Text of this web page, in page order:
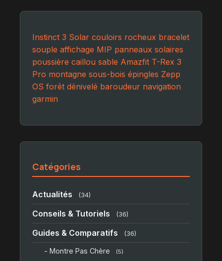
Instinct 3 Solar couloirs rocheux bracelet
souple affichage MIP panneaux solaires
poussière caillou sable Amazfit T-Rex 3
Pro montagne sous-bois épingles Zepp
OS forêt dénivelé baroudeur navigation
garmin
Catégories
Actualités (34)
Conseils & Tutoriels (36)
Guides & Comparatifs (36)
- Montre Pas Chère (5)